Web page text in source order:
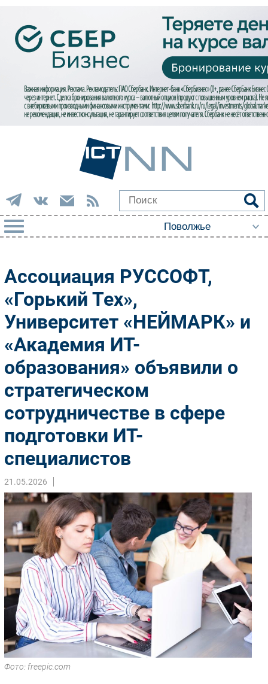
Импорто­замещение
Автоматизация Промышленности
Интернет
Мобильная связь
Фиксированная связь
Интеграция
Рынок ПК
Маркетинг
Торговые сети
Оборудование
Outsourcing
Кадры
Регулирование
Финансы
Web
Безопасность
Инновации
CIO/Управление ИТ
Гаджеты
Здоровье
РАЗДЕЛЫ
Ассоциация РУССОФТ,
«Горький Тех»,
Университет «НЕЙМАРК» и
«Академия ИТ-
образования» объявили о
стратегическом
сотрудничестве в сфере
подготовки ИТ-
специалистов
21.05.2026
Фото: freepic.com